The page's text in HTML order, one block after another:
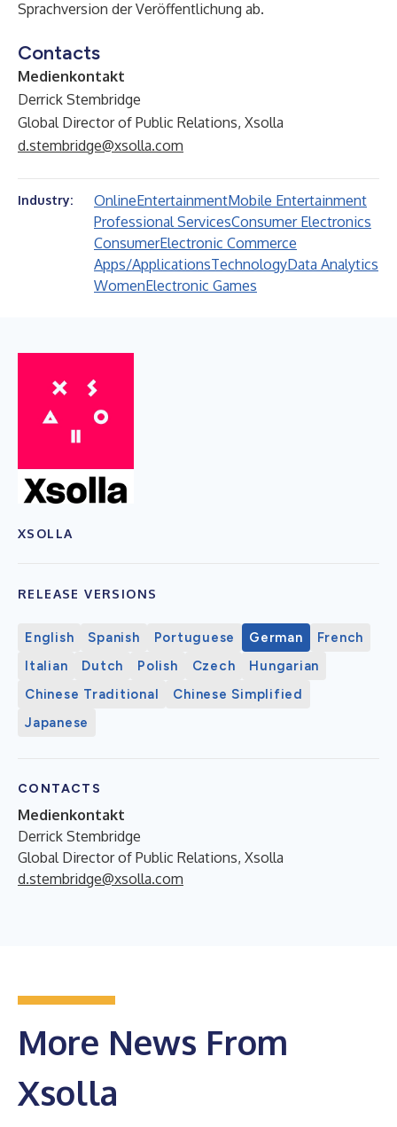
Sprachversion der Veröffentlichung ab.
Contacts
Medienkontakt
Derrick Stembridge
Global Director of Public Relations, Xsolla
d.stembridge@xsolla.com
Industry: OnlineEntertainmentMobile Entertainment
Professional ServicesConsumer Electronics
ConsumerElectronic Commerce
Apps/ApplicationsTechnologyData Analytics
WomenElectronic Games
XSOLLA
RELEASE VERSIONS
English Spanish Portuguese German
French
Italian
Dutch Polish Czech
Hungarian
Chinese Traditional
Chinese Simplified
Japanese
CONTACTS
Medienkontakt
Derrick Stembridge
Global Director of Public Relations, Xsolla
d.stembridge@xsolla.com
More News From
Xsolla